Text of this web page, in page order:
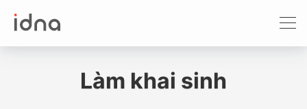
Xét nghiệm ADN
Làm khai sinh